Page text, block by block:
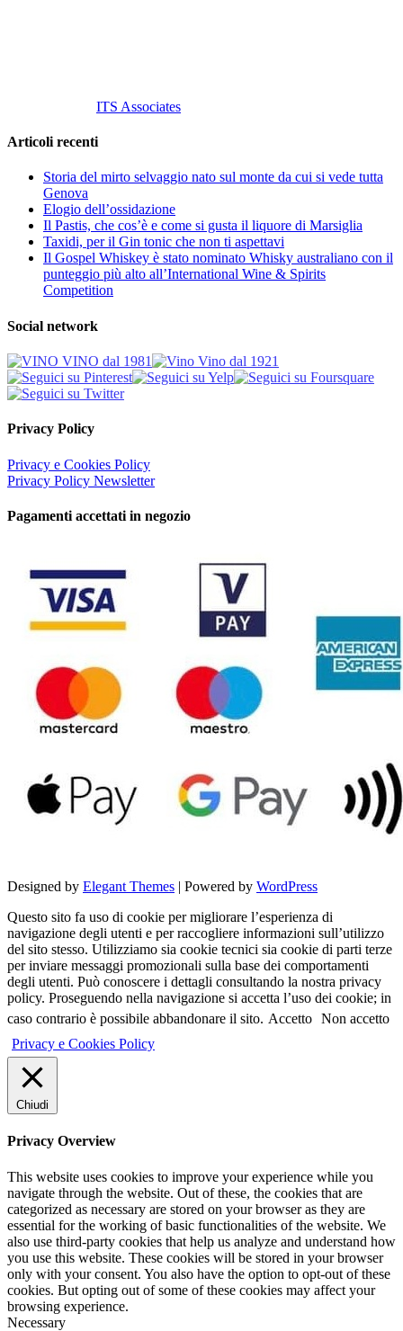
ITS Associates
Articoli recenti
Storia del mirto selvaggio nato sul monte da cui si vede tutta
Genova
Elogio dell’ossidazione
Il Pastis, che cos’è e come si gusta il liquore di Marsiglia
Taxidi, per il Gin tonic che non ti aspettavi
Il Gospel Whiskey è stato nominato Whisky australiano con il
punteggio più alto all’International Wine & Spirits
Competition
Social network
Privacy Policy
Privacy e Cookies Policy
Privacy Policy Newsletter
Pagamenti accettati in negozio
Designed by Elegant Themes | Powered by WordPress
Questo sito fa uso di cookie per migliorare l’esperienza di
navigazione degli utenti e per raccogliere informazioni sull’utilizzo
del sito stesso. Utilizziamo sia cookie tecnici sia cookie di parti terze
per inviare messaggi promozionali sulla base dei comportamenti
degli utenti. Può conoscere i dettagli consultando la nostra privacy
policy. Proseguendo nella navigazione si accetta l’uso dei cookie; in
caso contrario è possibile abbandonare il sito. Accetto Non accetto
Privacy e Cookies Policy
Chiudi
Privacy Overview
This website uses cookies to improve your experience while you
navigate through the website. Out of these, the cookies that are
categorized as necessary are stored on your browser as they are
essential for the working of basic functionalities of the website. We
also use third-party cookies that help us analyze and understand how
you use this website. These cookies will be stored in your browser
only with your consent. You also have the option to opt-out of these
cookies. But opting out of some of these cookies may affect your
browsing experience.
Necessary